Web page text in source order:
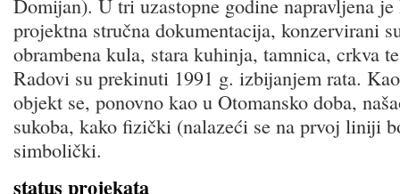
Domijan). U tri uzastopne godine napravljena
projektna stručna dokumentacija, konzervirani
obrambena kula, stara kuhinja, tamnica, crkva
Radovi su prekinuti 1991 g. izbijanjem rata.
objekt se, ponovno kao u Otomansko doba,
sukoba, kako fizički (nalazeći se na prvoj liniji
simbolički.
status projekata